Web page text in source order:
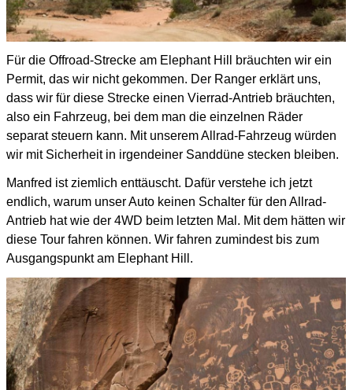
Für die Offroad-Strecke am Elephant Hill bräuchten wir ein
Permit, das wir nicht gekommen. Der Ranger erklärt uns,
dass wir für diese Strecke einen Vierrad-Antrieb bräuchten,
also ein Fahrzeug, bei dem man die einzelnen Räder
separat steuern kann. Mit unserem Allrad-Fahrzeug würden
wir mit Sicherheit in irgendeiner Sanddüne stecken bleiben.
Manfred ist ziemlich enttäuscht. Dafür verstehe ich jetzt
endlich, warum unser Auto keinen Schalter für den Allrad-
Antrieb hatwie der 4WD beim letzten Mal. Mit dem hätten wir
diese Tour fahren können. Wir fahren zumindest bis zum
Ausgangspunkt am Elephant Hill.